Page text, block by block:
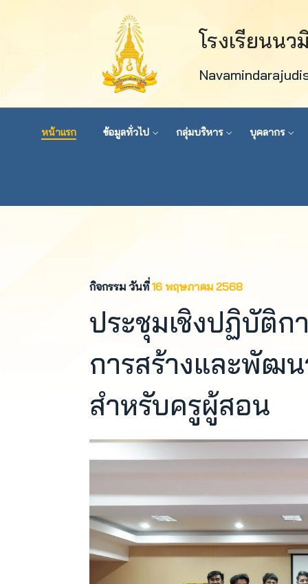
โรงเรียนน
หน้าแรก ข้อมูลทั่วไป กลุ่มบริหาร บุคลากร
กิจกรรม วันที่16 พฤษภาคม 2568
ประชุมเชิงปฏิบัติก
การสร้างและพัฒ
สำหรับครูผู้สอน